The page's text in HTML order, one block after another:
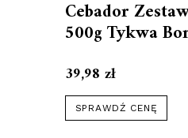
Cebador
500g Tykwa
39,98 zł
SPRAWDŹ CENĘ